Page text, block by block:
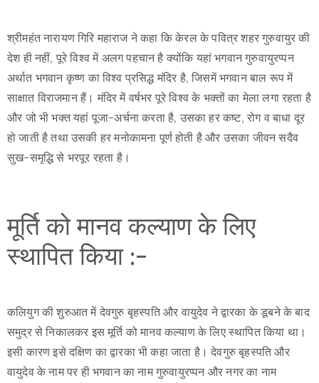
श्रीमहंत नारायण गिरि महाराज ने कहा कि केरल के पवित्र शहर गुरुवायुर की
देश ही नहीं, पूरे विश्व में अलग पहचान है क्योंकि यहां भगवान गुरुवायुरप्पन
अर्थात भगवान कृष्ण का विश्व प्रसिद्ध मंदिर है, जिसमें भगवान बाल रूप में
साक्षात विराजमान हैं। मंदिर में वर्षभर पूरे विश्व के भक्तों का मेला लगा रहता है
और जो भी भक्त यहां पूजा-अर्चना करता है, उसका हर कष्ट, रोग व बाधा दूर
हो जाती है तथा उसकी हर मनोकामना पूर्ण होती है और उसका जीवन सदैव
सुख-समृद्धि से भरपूर रहता है।
मूर्ति को मानव कल्याण के लिए
स्थापित किया :-
कलियुग की शुरुआत में देवगुरु बृहस्पति और वायुदेव ने द्वारका के डूबने के बाद
समुद्र से निकालकर इस मूर्ति को मानव कल्याण के लिए स्थापित किया था।
इसी कारण इसे दक्षिण का द्वारका भी कहा जाता है। देवगुरु बृहस्पति और
वायुदेव के नाम पर ही भगवान का नाम गुरुवायुरप्पन और नगर का नाम